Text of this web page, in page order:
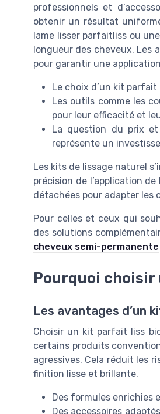
professionnels et
obtenir un résultat
lame lisser parfaitliss ou
longueur des cheveux. Les
pour garantir une
Le choix d’un kit
Les outils comme les
pour leur efficacité et
La question du prix
représente un
Les kits de lissage naturel
précision de l’application
détachées pour adapter les
Pour celles et ceux qui
des solutions
cheveux semi-permanente
Pourquoi
Les avantages d’un
Choisir un kit parfait liss
certains produits
agressives. Cela réduit les
finition lisse et brillante.
Des formules enrichies
Des accessoires